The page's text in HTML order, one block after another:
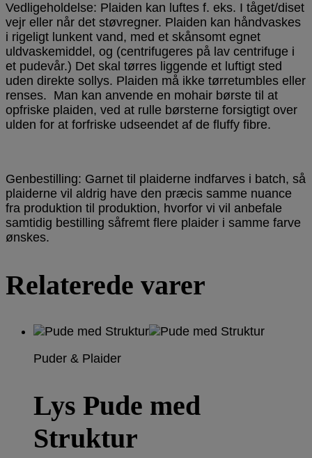
Vedligeholdelse: Plaiden kan luftes f. eks. I tåget/diset
vejr eller når det støvregner. Plaiden kan håndvaskes
i rigeligt lunkent vand, med et skånsomt egnet
uldvaskemiddel, og (centrifugeres på lav centrifuge i
et pudevår.) Det skal tørres liggende et luftigt sted
uden direkte sollys. Plaiden må ikke tørretumbles eller
renses. Man kan anvende en mohair børste til at
opfriske plaiden, ved at rulle børsterne forsigtigt over
ulden for at forfriske udseendet af de fluffy fibre.
Genbestilling: Garnet til plaiderne indfarves i batch, så
plaiderne vil aldrig have den præcis samme nuance
fra produktion til produktion, hvorfor vi vil anbefale
samtidig bestilling såfremt flere plaider i samme farve
ønskes.
Relaterede varer
Puder & Plaider
Lys Pude med
Struktur